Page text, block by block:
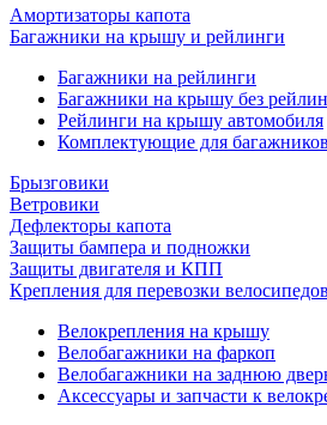
Амортизаторы капота
Багажники на крышу и рейлинги
Багажники на рейлинги
Багажники на крышу без
Рейлинги на крышу автомобиля
Комплектующие для багажников
Брызговики
Ветровики
Дефлекторы капота
Защиты бампера и подножки
Защиты двигателя и КПП
Крепления для перевозки велосипедов
Велокрепления на крышу
Велобагажники на фаркоп
Велобагажники на заднюю
Аксессуары и запчасти к